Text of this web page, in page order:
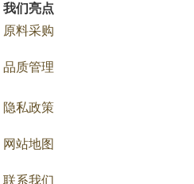
我们亮点
原料采购
品质管理
隐私政策
网站地图
联系我们